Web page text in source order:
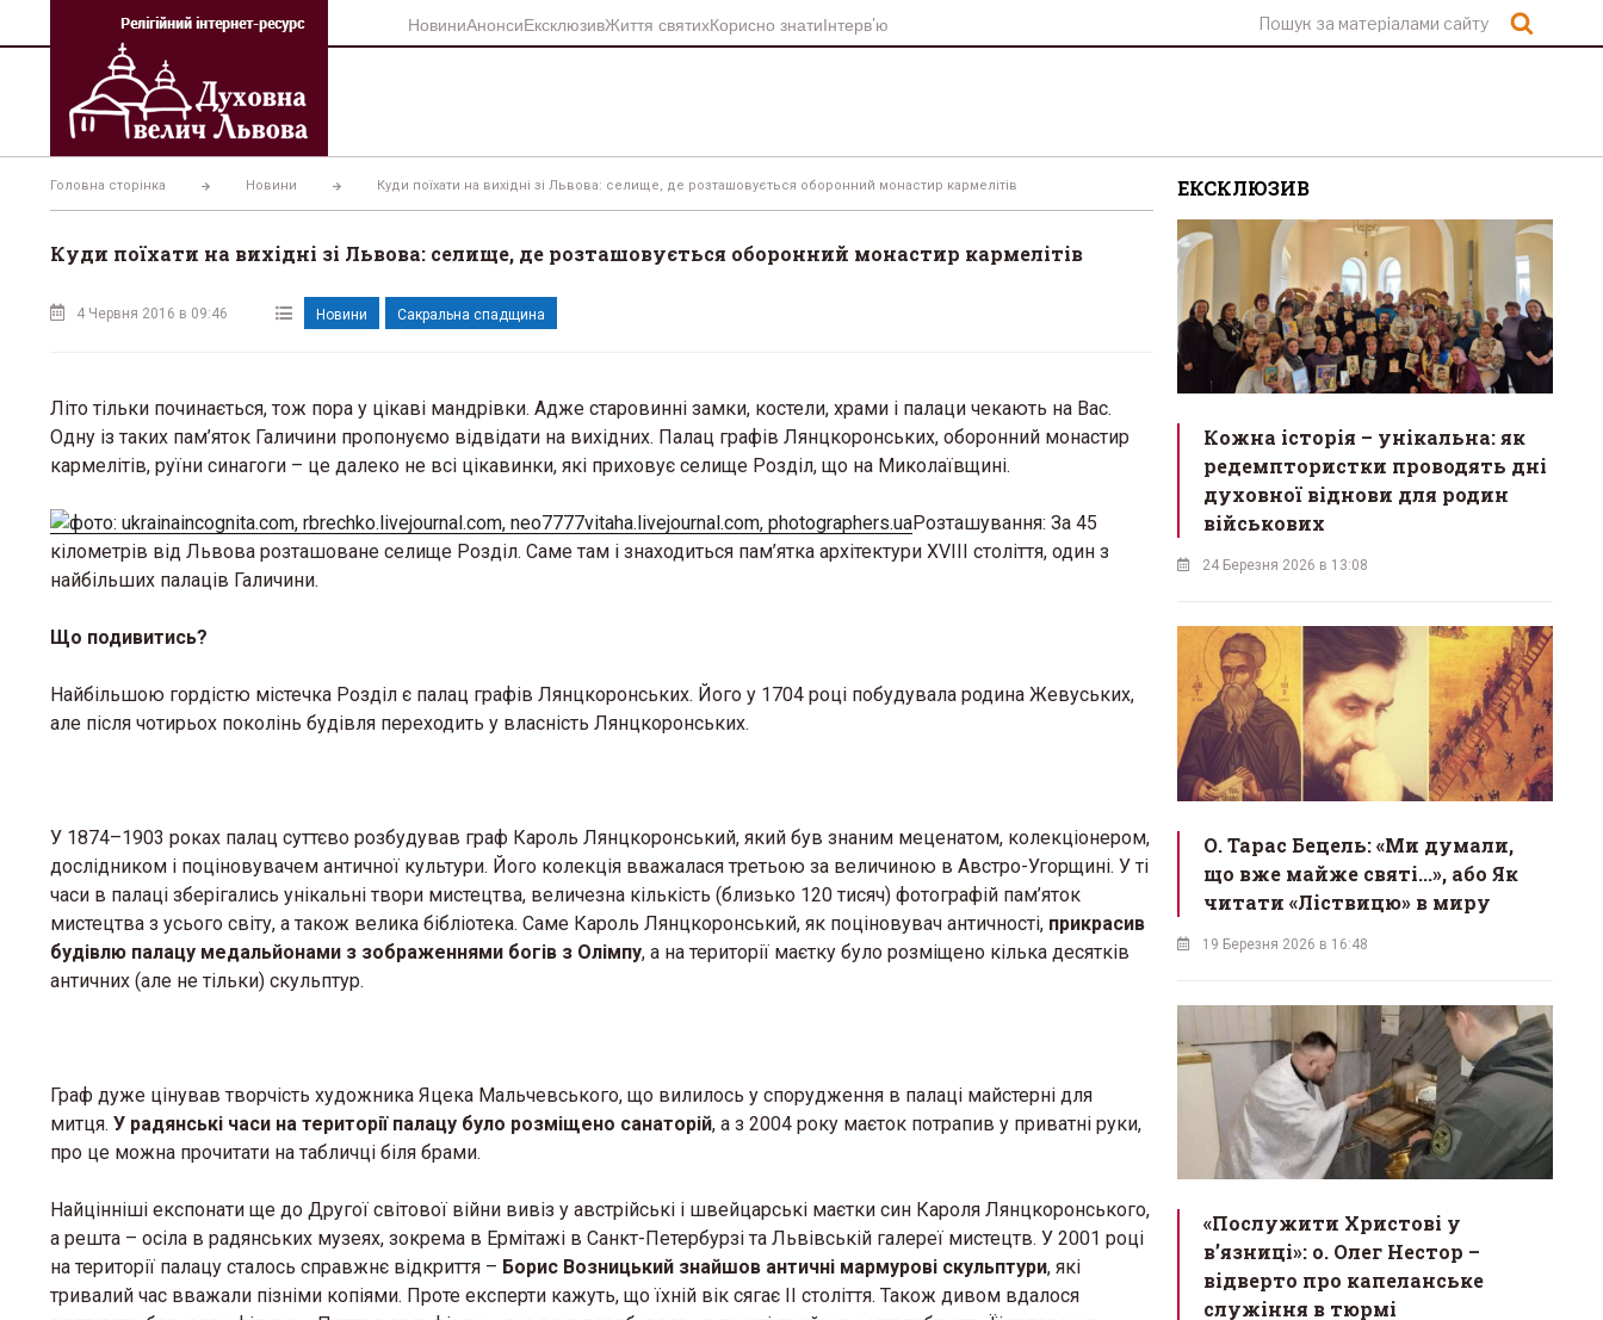
вмісту
НовиниАнонсиЕксклюзивЖиття святихКорисно знатиІнтерв’ю
Головна сторінка Новини Куди поїхати на вихідні зі Львова: селище, де розташовується оборонний монастир кармелітів
Куди поїхати на вихідні зі Львова: селище, де розташовується оборонний монастир кармелітів
4 Червня 2016 в 09:46 Новини Сакральна спадщина
Літо тільки починається, тож пора у цікаві мандрівки. Адже старовинні замки, костели, храми і палаци чекають на Вас.
Одну із таких пам’яток Галичини пропонуємо відвідати на вихідних. Палац графів Лянцкоронських, оборонний монастир
кармелітів, руїни синагоги – це далеко не всі цікавинки, які приховує селище Розділ, що на Миколаївщині.
Розташування: За 45
кілометрів від Львова розташоване селище Розділ. Саме там і знаходиться пам’ятка архітектури ХVІІІ століття, один з
найбільших палаців Галичини.
Що подивитись?
Найбільшою гордістю містечка Розділ є палац графів Лянцкоронських. Його у 1704 році побудувала родина Жевуських,
але після чотирьох поколінь будівля переходить у власність Лянцкоронських.
У 1874–1903 роках палац суттєво розбудував граф Кароль Лянцкоронський, який був знаним меценатом, колекціонером,
дослідником і поціновувачем античної культури. Його колекція вважалася третьою за величиною в Австро-Угорщині. У ті
часи в палаці зберігались унікальні твори мистецтва, величезна кількість (близько 120 тисяч) фотографій пам’яток
мистецтва з усього світу, а також велика бібліотека. Саме Кароль Лянцкоронський, як поціновувач античності, прикрасив
будівлю палацу медальйонами з зображеннями богів з Олімпу, а на території маєтку було розміщено кілька десятків
античних (але не тільки) скульптур.
Граф дуже цінував творчість художника Яцека Мальчевського, що вилилось у спорудження в палаці майстерні для
митця. У радянські часи на території палацу було розміщено санаторій, а з 2004 року маєток потрапив у приватні руки,
про це можна прочитати на табличці біля брами.
Найцінніші експонати ще до Другої світової війни вивіз у австрійські і швейцарські маєтки син Кароля Лянцкоронського,
а решта – осіла в радянських музеях, зокрема в Ермітажі в Санкт-Петербурзі та Львівській галереї мистецтв. У 2001 році
на території палацу сталось справжнє відкриття – Борис Возницький знайшов античні мармурові скульптури, які
тривалий час вважали пізніми копіями. Проте експерти кажуть, що їхній вік сягає ІІ століття. Також дивом вдалося
ЕКСКЛЮЗИВ
Кожна історія – унікальна: як
редемптористки проводять дні
духовної віднови для родин
військових
24 Березня 2026 в 13:08
О. Тарас Бецель: «Ми думали,
що вже майже святі...», або Як
читати «Ліствицю» в миру
19 Березня 2026 в 16:48
«Послужити Христові у
вʼязниці»: о. Олег Нестор –
відверто про капеланське
служіння в тюрмі